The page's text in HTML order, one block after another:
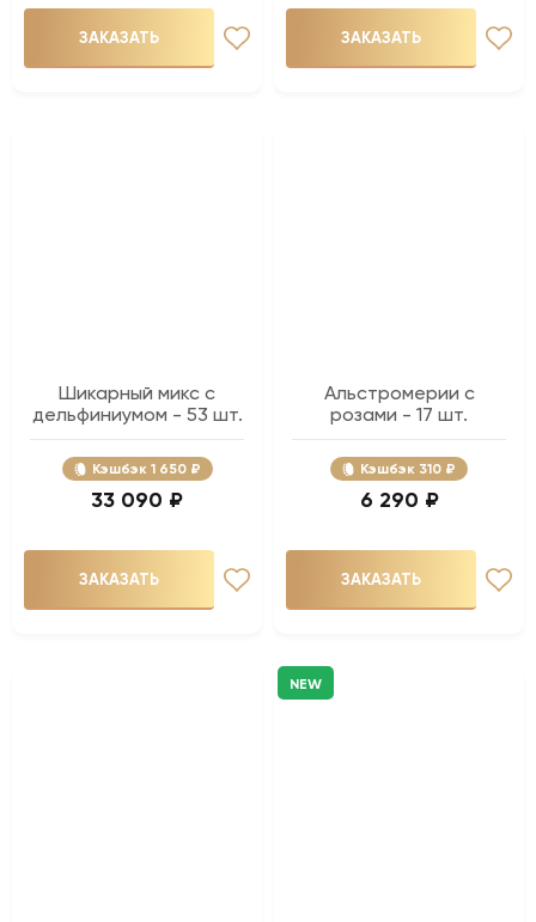
ЗАКАЗАТЬ ЗАКАЗАТЬ
Шикарный микс с
дельфиниумом - 53 шт.
Кэшбэк 1 650 ₽
33 090 ₽
ЗАКАЗАТЬ
Альстромерии с
розами - 17 шт.
Кэшбэк 310 ₽
6 290 ₽
ЗАКАЗАТЬ
NEW